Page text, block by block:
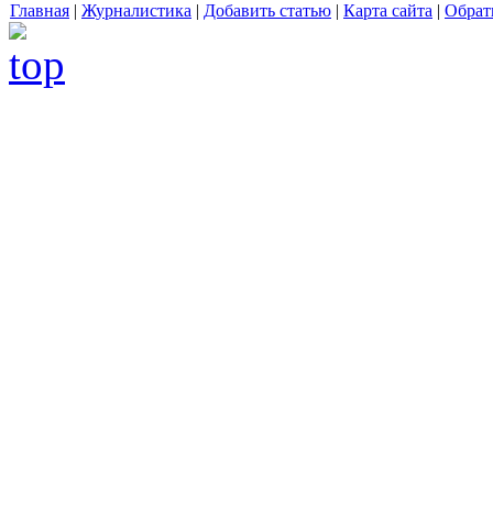
Главная | Журналистика | Добавить статью | Карта сайта |